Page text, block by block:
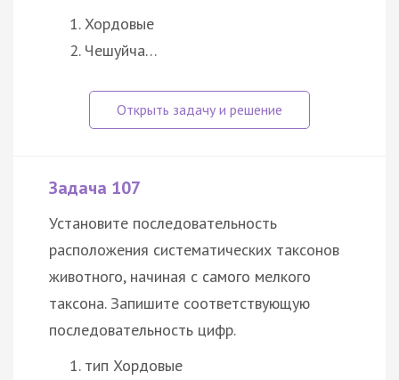
Хордовые
Чешуйча…
Задача 107
Установите последовательность
расположения систематических таксонов
животного, начиная с самого мелкого
таксона. Запишите соответствующую
последовательность цифр.
тип Хордовые